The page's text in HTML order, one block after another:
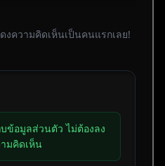
งความคิดเห็นเป็นคนแรกเลย!
ข้อมูลส่วนตัว ไม่ต้องลง
มคิดเห็น